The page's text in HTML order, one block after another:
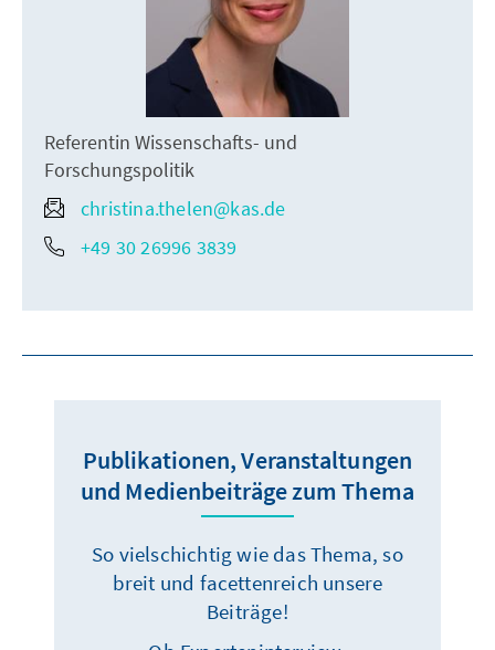
Referentin Wissenschafts- und
Forschungspolitik
christina.thelen@kas.de
+49 30 26996 3839
Publikationen, Veranstaltungen
und Medienbeiträge zum Thema
So vielschichtig wie das Thema, so
breit und facettenreich unsere
Beiträge!